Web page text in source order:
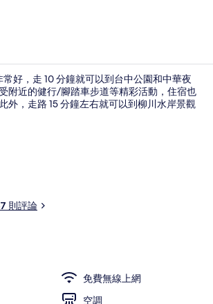
好，走 10 分鐘就可以到台中公園和中華夜
附近的健行/腳踏車步道等精彩活動，住宿也
外，走路 15 分鐘左右就可以到柳川水岸景觀
則評論
免費無線上網
空調